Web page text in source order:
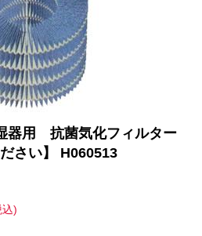
器用 抗菌気化フィルター
さい】 H060513
)